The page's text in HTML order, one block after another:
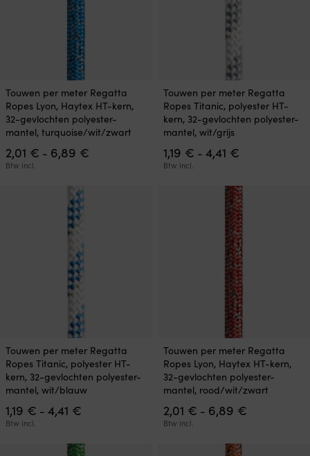
Dit
product
heeft
meerdere
variaties.
Deze
optie
Touwen per meter Regatta
Ropes Lyon, Haytex HT-kern,
32-gevlochten polyester-
mantel, turquoise/wit/zwart
2,01 € - 6,89 €
Btw incl.
Dit
product
heeft
meerdere
variaties.
Deze
optie
productpagina
Touwen per meter Regatta
Ropes Titanic, polyester HT-
kern, 32-gevlochten polyester-
mantel, wit/grijs
1,19 € - 4,41 €Prijsklasse:
4,41 €
Btw incl.
Dit
product
heeft
meerdere
variaties.
Deze
optie
Touwen per meter Regatta
Ropes Titanic, polyester HT-
kern, 32-gevlochten polyester-
mantel, wit/blauw
1,19 € - 4,41 €
4,41 €
Btw incl.
Dit
product
heeft
meerdere
variaties.
Deze
optie
Touwen per meter Regatta
Ropes Lyon, Haytex HT-kern,
32-gevlochten polyester-
mantel, rood/wit/zwart
2,01 € - 6,89 €Prijsklasse:
Btw incl.